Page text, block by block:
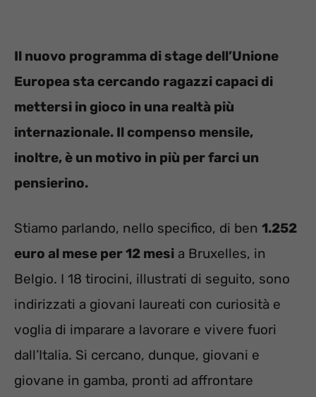
Il nuovo programma di stage dell’Unione
Europea sta cercando ragazzi capaci di
mettersi in gioco in una realtà più
internazionale. Il compenso mensile,
inoltre, è un motivo in più per farci un
pensierino.
Stiamo parlando, nello specifico, di ben 1.252
euro al mese per 12 mesi a Bruxelles, in
Belgio. I 18 tirocini, illustrati di seguito, sono
indirizzati a giovani laureati con curiosità e
voglia di imparare a lavorare e vivere fuori
dall’Italia. Si cercano, dunque, giovani e
giovane in gamba, pronti ad affrontare